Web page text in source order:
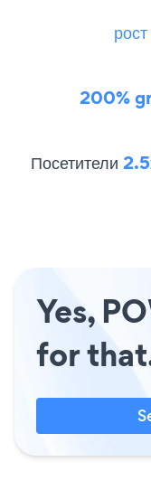
200%
Посетители
Yes,
for